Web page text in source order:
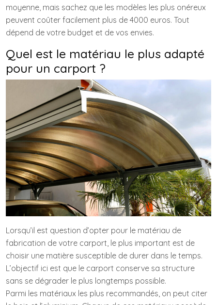
moyenne, mais sachez que les modèles les plus onéreux
peuvent coûter facilement plus de 4000 euros. Tout
dépend de votre budget et de vos envies.
Quel est le matériau le plus adapté
pour un carport ?
Lorsqu’il est question d’opter pour le matériau de
fabrication de votre carport, le plus important est de
choisir une matière susceptible de durer dans le temps.
L’objectif ici est que le carport conserve sa structure
sans se dégrader le plus longtemps possible.
Parmi les matériaux les plus recommandés, on peut citer